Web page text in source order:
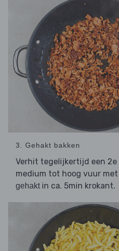
3. Gehakt bakken
Verhit tegelijkertijd een 2e
medium tot hoog vuur
gehaktin ca. 5min krokant.